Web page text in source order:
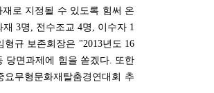
로 지정될 수 있도록 힘써 온
3명, 전수조교 4명, 이수자 1
규 보존회장은 "2013년도 16
당면과제에 힘을 쏟겠다. 또한
무형문화재탈춤경연대회 추